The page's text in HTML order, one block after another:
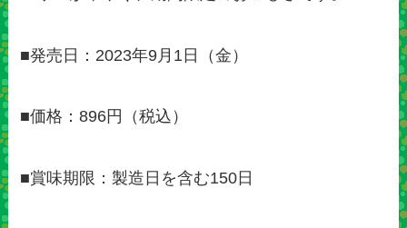
■発売日：2023年9月1日（金）
■価格：896円（税込）
■賞味期限：製造日を含む150日